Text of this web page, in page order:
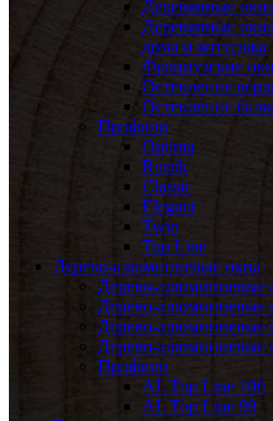
Деревянные
Деревянные
дома и коттеджа
Французские
Остекление
Остекление
Профили
Optima
Rustik
Classic
Elegant
Twin
Top Line
Дерево-алюминиевые окна
Дерево-алюминиевые
Дерево-алюминиевые
Дерево-алюминиевые
Дерево-алюминиевые
Профили
AL Top Line 106
AL Top Line 90